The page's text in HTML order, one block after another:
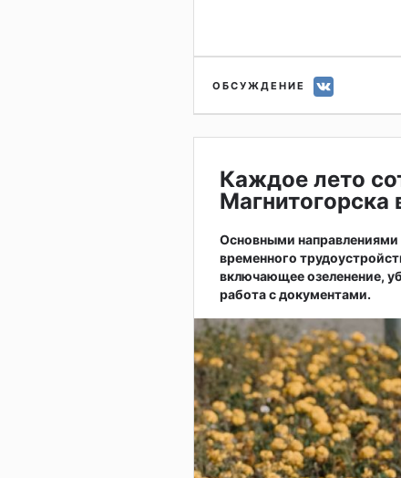
ОБСУЖДЕНИЕ
Каждое лето
Магнитогорска
Основными направлениями
временного
включающее озеленение,
работа с документами.